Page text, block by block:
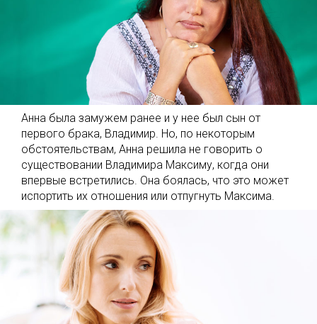
Анна была замужем ранее и у нее был сын от
первого брака, Владимир. Но, по некоторым
обстоятельствам, Анна решила не говорить о
существовании Владимира Максиму, когда они
впервые встретились. Она боялась, что это может
испортить их отношения или отпугнуть Максима.